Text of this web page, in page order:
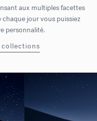
aux multiples facettes
jour vous puissiez
personnalité.